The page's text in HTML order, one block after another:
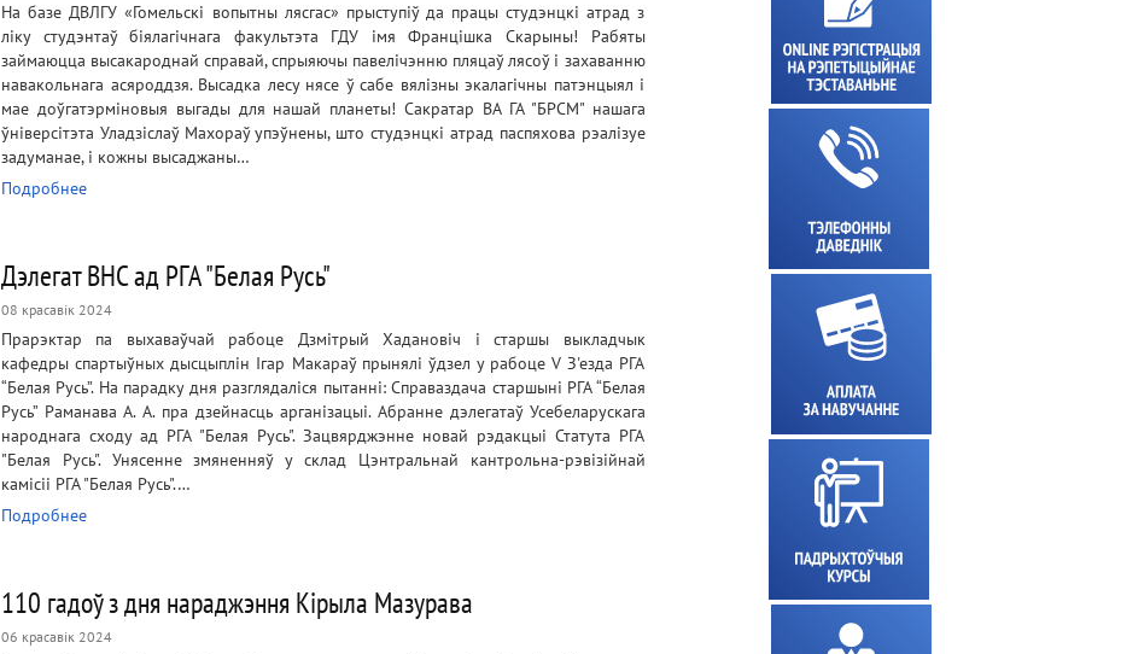
На базе ДВЛГУ «Гомельскі вопытны лясгас» прыступіў да працы студэнцкі атрад з
ліку студэнтаў біялагічнага факультэта ГДУ імя Францішка Скарыны! Рабяты
займаюцца высакароднай справай, спрыяючы павелічэнню пляцаў лясоў і захаванню
навакольнага асяроддзя. Высадка лесу нясе ў сабе вялізны экалагічны патэнцыял і
мае доўгатэрміновыя выгады для нашай планеты! Сакратар ВА ГА "БРСМ" нашага
ўніверсітэта Уладзіслаў Махораў упэўнены, што студэнцкі атрад паспяхова рэалізуе
задуманае, і кожны высаджаны…
Подробнее
Дэлегат ВНС ад РГА "Белая Русь"
08 красавік 2024
Прарэктар па выхаваўчай рабоце Дзмітрый Хадановіч і старшы выкладчык
кафедры спартыўных дысцыплін Ігар Макараў прынялі ўдзел у рабоце V З'езда РГА
“Белая Русь”. На парадку дня разглядаліся пытанні: Справаздача старшыні РГА “Белая
Русь” Раманава А. А. пра дзейнасць арганізацыі. Абранне дэлегатаў Усебеларускага
народнага сходу ад РГА "Белая Русь". Зацвярджэнне новай рэдакцыі Статута РГА
"Белая Русь". Унясенне змяненняў у склад Цэнтральнай кантрольна-рэвізійнай
камісіі РГА "Белая Русь".…
Подробнее
110 гадоў з дня нараджэння Кірыла Мазурава
06 красавік 2024